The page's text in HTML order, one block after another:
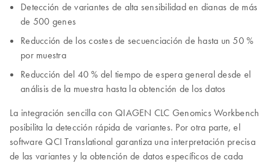
Detección de variantes de alta sensibilidad en dianas de más
de 500 genes
Reducción de los costes de secuenciación de hasta un 50 %
por muestra
Reducción del 40 % del tiempo de espera general desde el
análisis de la muestra hasta la obtención de los datos
La integración sencilla con QIAGEN CLC Genomics Workbench
posibilita la detección rápida de variantes. Por otra parte, el
software QCI Translational garantiza una interpretación precisa
de las variantes y la obtención de datos específicos de cada